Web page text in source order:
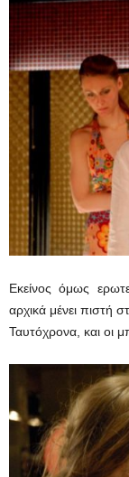
Εκείνος όμως
αρχικά μένει πιστή
Ταυτόχρονα, και οι